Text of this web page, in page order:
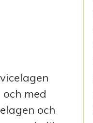
med
och